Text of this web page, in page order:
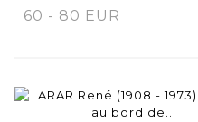
60 - 80 EUR